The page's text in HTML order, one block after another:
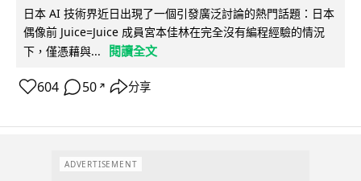
日本 AI 技術界近日出現了一個引發廣泛討論的熱門話題：日本
偶像前 Juice=Juice 成員宮本佳林在完全沒有編程經驗的情況
下，僅憑藉與...
閱讀全文
604 50 ↗ 分享
ADVERTISEMENT